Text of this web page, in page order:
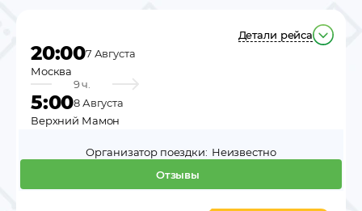
Детали рейса
20:007 Августа
Москва
9 ч.
5:008 Августа
Верхний Мамон
Отзывы
Организатор поездки: Неизвестно